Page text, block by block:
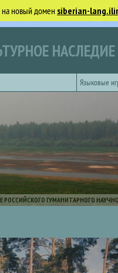
новый домен siberian-
НАСЛЕДИЕ
Языковые
ГУМАНИТАРНОГО